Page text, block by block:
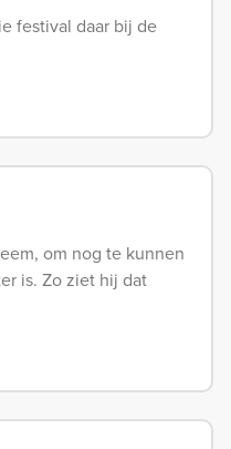
festival daar bij de
om nog te kunnen
is. Zo ziet hij dat